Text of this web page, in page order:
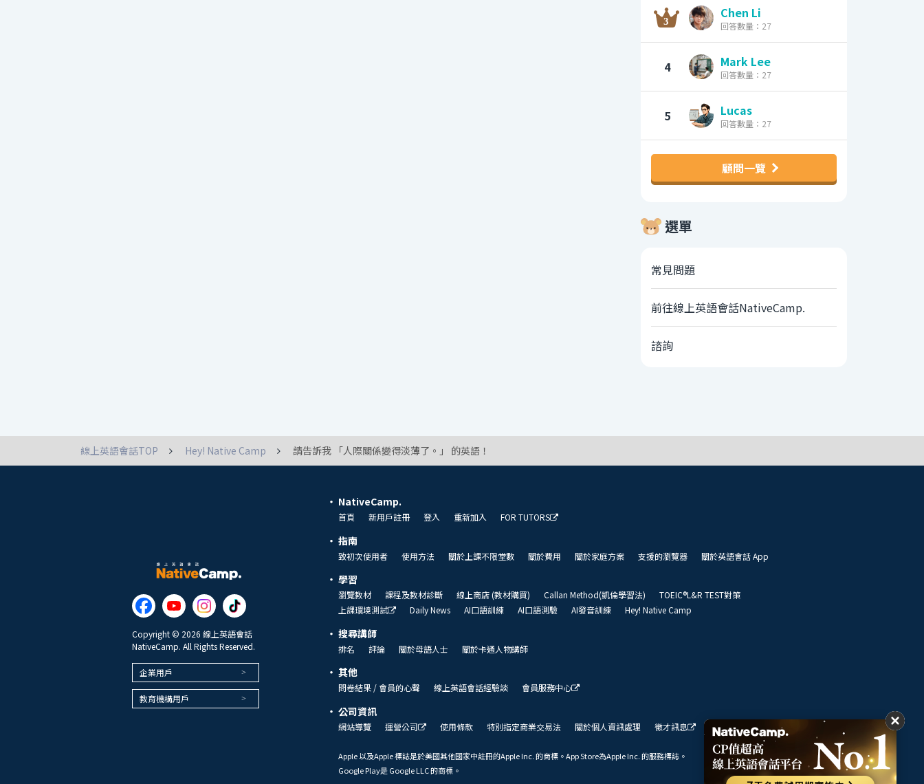
Chen Li
回答數量：27
4 Mark Lee
回答數量：27
5 Lucas
回答數量：27
顧問一覽
選單
常見問題
前往線上英語會話NativeCamp.
諮詢
線上英語會話TOP Hey! Native Camp 請告訴我 「人際關係變得淡薄了。」 的英語！
Copyright © 2026 線上英語會話
NativeCamp. All Rights Reserved.
企業用戶
教育機構用戶
NativeCamp.
首頁 新用戶註冊 登入 重新加入 FOR TUTORS
指南
致初次使用者 使用方法 關於上課不限堂數 關於費用 關於家庭方案 支援的瀏覽器 關於英語會話 App
學習
瀏覽教材 課程及教材診斷 線上商店 (教材購買) Callan Method(凱倫學習法)
TOEIC®L&R TEST對策
上課環境測試
Daily News AI口語訓練 AI口語測驗 AI發音訓練 Hey! Native Camp
搜尋講師
排名 評論 關於母語人士 關於卡通人物講師
其他
問卷結果 / 會員的心聲 線上英語會話經驗談 會員服務中心
公司資訊
網站導覽 運營公司 使用條款 特別指定商業交易法 關於個人資訊處理 徵才訊息 我們的展望
Apple 以及Apple 標誌是於美國其他國家中註冊的Apple Inc. 的商標。App Store為Apple Inc. 的服務標誌。
Google Play是 Google LLC 的商標。